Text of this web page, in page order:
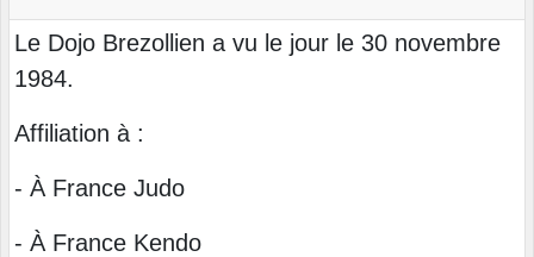
Le Dojo Brezollien a vu le jour le 30 novembre
1984.
Affiliation à :
- À France Judo
- À France Kendo